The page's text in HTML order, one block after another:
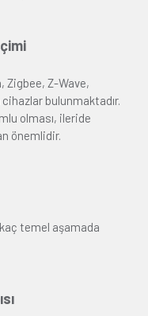
Zigbee, Z-Wave,
bulunmaktadır.
olması, ileride
önemlidir.
temel aşamada